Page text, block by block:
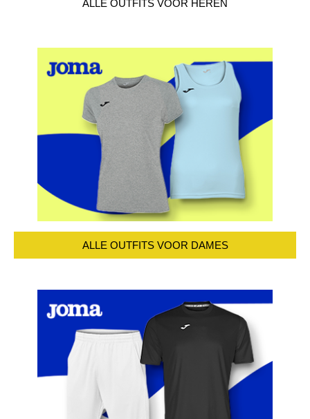
ALLE OUTFITS VOOR HEREN
ALLE OUTFITS VOOR DAMES